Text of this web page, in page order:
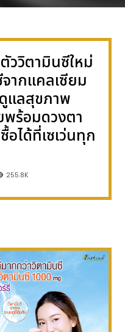
ววิตามินซีใหม่
ากแคลเซียม
แลสุขภาพ
พร้อมดวงตา
ได้ที่เซเว่นทุก
255.8K